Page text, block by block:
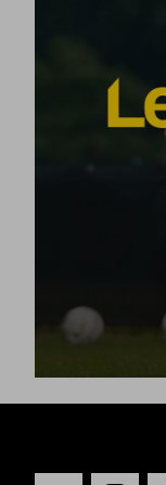
Unser
Entwickle
oder jeder